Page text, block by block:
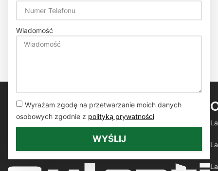
Wiadomość
Wyrażam zgodę na przetwarzanie moich danych
osobowych zgodnie z polityką prywatności
WYŚLIJ